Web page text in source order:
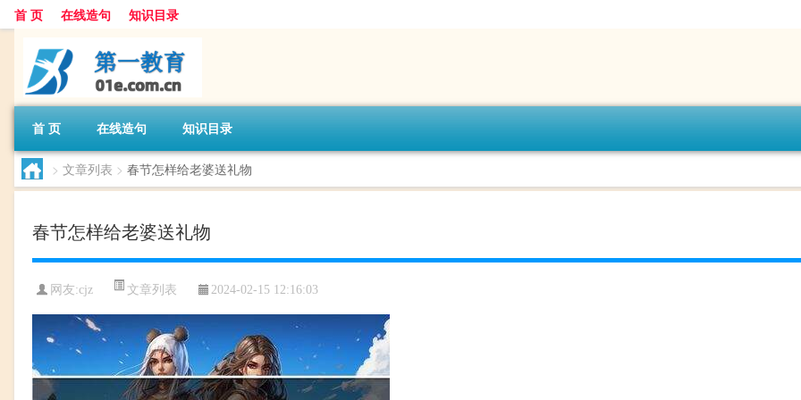
首 页 在线造句 知识目录
首 页 在线造句 知识目录
> 文章列表 > 春节怎样给老婆送礼物
春节怎样给老婆送礼物
网友:cjz 文章列表 2024-02-15 12:16:03